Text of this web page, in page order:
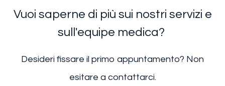
Vuoi saperne di più sui nostri servizi e
sull'equipe medica?
Desideri fissare il primo appuntamento? Non
esitare a contattarci.